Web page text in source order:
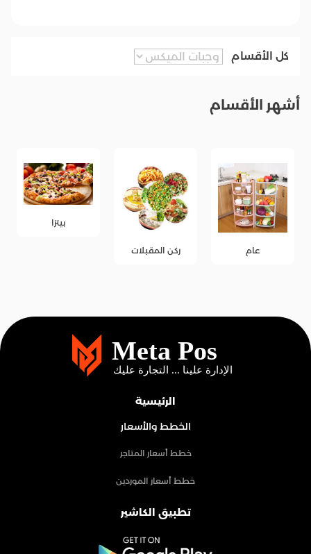
كل الأقسام
أشهر الأقسام
عام ركن المقبلات
بيتزا
الرئيسية
الخطط والأسعار
خطط أسعار المتاجر
خطط أسعار الموردين
تطبيق الكاشير